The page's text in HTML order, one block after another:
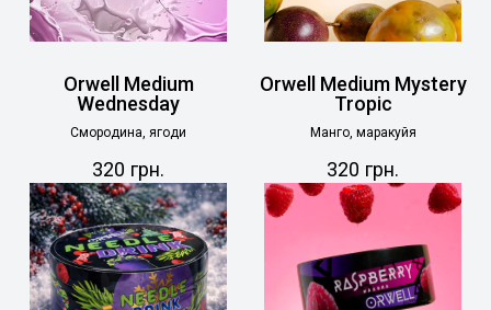
Orwell Medium
Wednesday
Смородина, ягоди
320 грн.
Orwell Medium Mystery
Tropic
Манго, маракуйя
320 грн.